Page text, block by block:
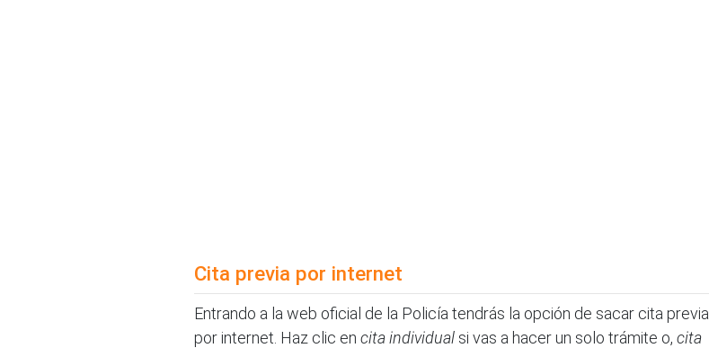
Cita previa por internet
Entrando a la web oficial de la Policía tendrás la opción de sacar cita previa
por internet. Haz clic en cita individual si vas a hacer un solo trámite o, cita